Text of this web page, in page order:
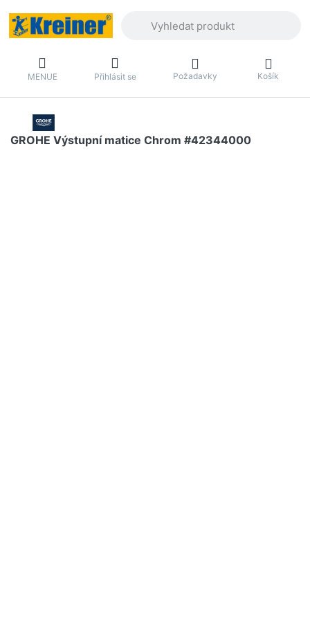
MENUE Přihlásit se Požadavky Košík
GROHE Výstupní matice Chrom #42344000